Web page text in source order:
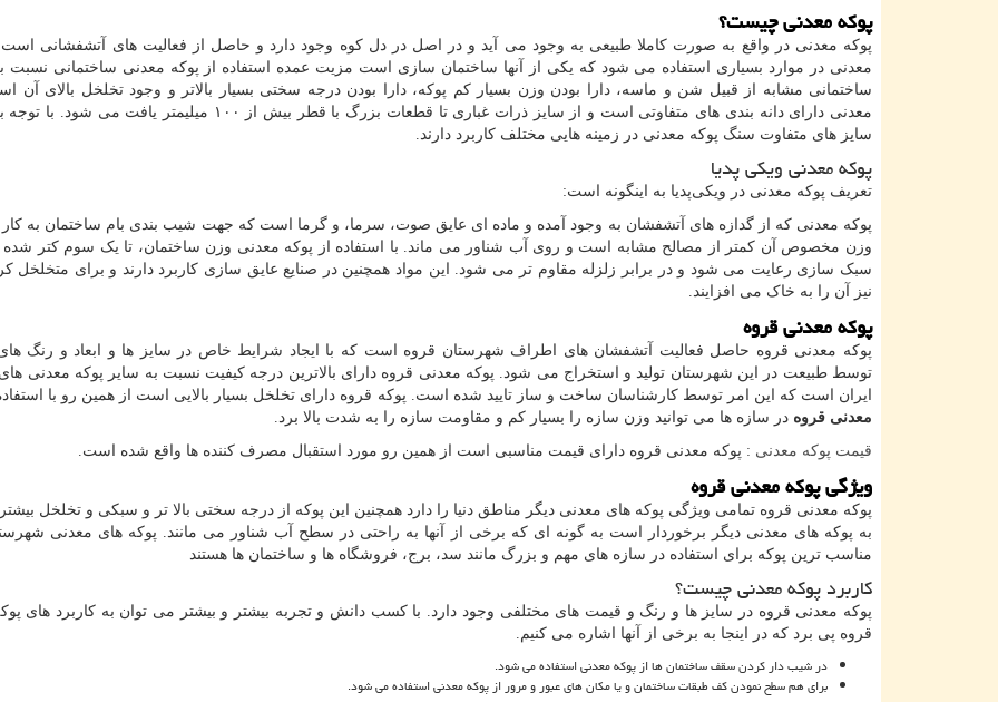
پوکه معدنی چیست؟
پوکه معدنی در واقع به صورت کاملا طبیعی به وجود می آید و در اصل در دل کوه وجود دارد و حاصل از فعالیت های آتشفشانی است.
معدنی در موارد بسیاری استفاده می ‌شود که یکی از آنها ساختمان سازی است مزیت عمده استفاده از پوکه معدنی ساختمانی نسبت
ساختمانی مشابه از قبیل شن و ماسه، دارا بودن وزن بسیار کم پوکه، دارا بودن درجه سختی بسیار بالاتر و وجود تخلخل بالای آن
معدنی دارای دانه بندی های متفاوتی است و از سایز ذرات غباری تا قطعات بزرگ با قطر بیش از ۱۰۰ میلیمتر
سایز های متفاوت سنگ پوکه معدنی در زمینه هایی مختلف کاربرد دارند.
پوکه معدنی ویکی پدیا
تعریف پوکه معدنی در ویکی‌پدیا به اینگونه است:
پوکه معدنی که از گدازه‌ های آتشفشان به وجود آمده و ماده ‌ای عایق صوت، سرما، و گرما است که جهت شیب بندی بام ساختمان به
وزن مخصوص آن کمتر از مصالح مشابه است و روی آب شناور می‌ ماند. با استفاده از پوکه معدنی وزن ساختمان، تا یک سوم کتر شده
سبک سازی رعایت می شود و در برابر زلزله مقاوم ‌تر می ‌شود. این مواد همچنین در صنایع عایق سازی کاربرد دارند و برای متخلخل
نیز آن را به خاک می ‌افزایند.
پوکه معدنی قروه
پوکه معدنی قروه حاصل فعالیت آتشفشان های اطراف شهرستان قروه است که با ایجاد شرایط خاص در سایز ها و ابعاد و رنگ
توسط طبیعت در این شهرستان تولید و استخراج می ‌شود. پوکه معدنی قروه دارای بالاترین درجه کیفیت نسبت به سایر پوکه معدنی
ایران است که این امر توسط کارشناسان ساخت و ساز تایید شده است. پوکه قروه دارای تخلخل بسیار بالایی است از همین رو با
معدنی قروه در سازه ها می ‌توانید وزن سازه را بسیار کم و مقاومت سازه را به شدت بالا برد.
قیمت پوکه معدنی : پوکه معدنی قروه دارای قیمت مناسبی است از همین رو مورد استقبال مصرف کننده ها واقع شده است.
ویژگی پوکه معدنی قروه
پوکه معدنی قروه تمامی ویژگی پوکه های معدنی دیگر مناطق دنیا را دارد همچنین این پوکه از درجه سختی بالا تر و سبکی و تخلخل
به پوکه های معدنی دیگر برخوردار است به گونه ای که برخی از آنها به راحتی در سطح آب شناور می ‌مانند. پوکه های معدنی
مناسب ترین پوکه برای استفاده در سازه های مهم و بزرگ مانند سد، برج، فروشگاه ها و ساختمان ها هستند
کاربرد پوکه معدنی چیست؟
پوکه معدنی قروه در سایز ها و رنگ و قیمت های مختلفی وجود دارد. با کسب دانش و تجربه بیشتر و بیشتر می‌ توان به کاربرد های
قروه پی برد که در اینجا به برخی از آنها اشاره می ‌کنیم.
در شیب دار کردن سقف ساختمان ها از پوکه معدنی استفاده می ‌شود.
برای هم سطح نمودن کف طبقات ساختمان و یا مکان های عبور و مرور از پوکه معدنی استفاده می‌ شود.